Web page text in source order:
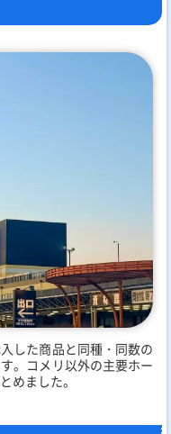
した商品と同種・同数の
。コメリ以外の主要ホー
めました。